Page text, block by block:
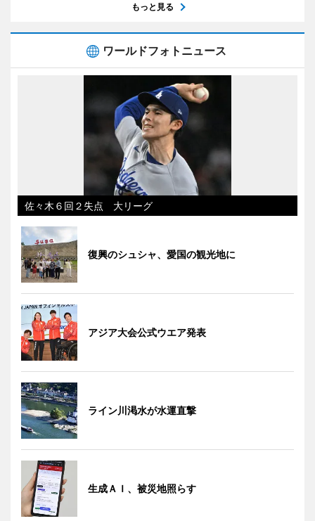
もっと見る
ワールドフォトニュース
佐々木６回２失点 大リーグ
復興のシュシャ、愛国の観光地に
アジア大会公式ウエア発表
ライン川渇水が水運直撃
生成ＡＩ、被災地照らす